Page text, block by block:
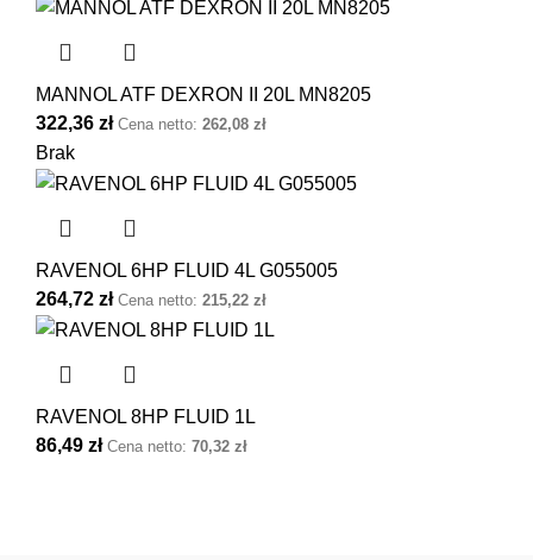
MANNOL ATF DEXRON II 20L MN8205
322,36 zł Cena netto: 262,08 zł
Brak
RAVENOL 6HP FLUID 4L G055005
264,72 zł Cena netto: 215,22 zł
RAVENOL 8HP FLUID 1L
86,49 zł Cena netto: 70,32 zł